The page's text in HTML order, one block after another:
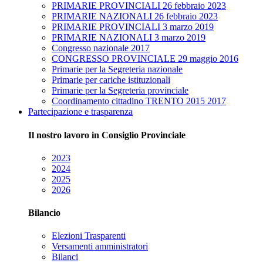
PRIMARIE PROVINCIALI 26 febbraio 2023
PRIMARIE NAZIONALI 26 febbraio 2023
PRIMARIE PROVINCIALI 3 marzo 2019
PRIMARIE NAZIONALI 3 marzo 2019
Congresso nazionale 2017
CONGRESSO PROVINCIALE 29 maggio 2016
Primarie per la Segreteria nazionale
Primarie per cariche istituzionali
Primarie per la Segreteria provinciale
Coordinamento cittadino TRENTO 2015 2017
Partecipazione e trasparenza
Il nostro lavoro in Consiglio Provinciale
2023
2024
2025
2026
Bilancio
Elezioni Trasparenti
Versamenti amministratori
Bilanci